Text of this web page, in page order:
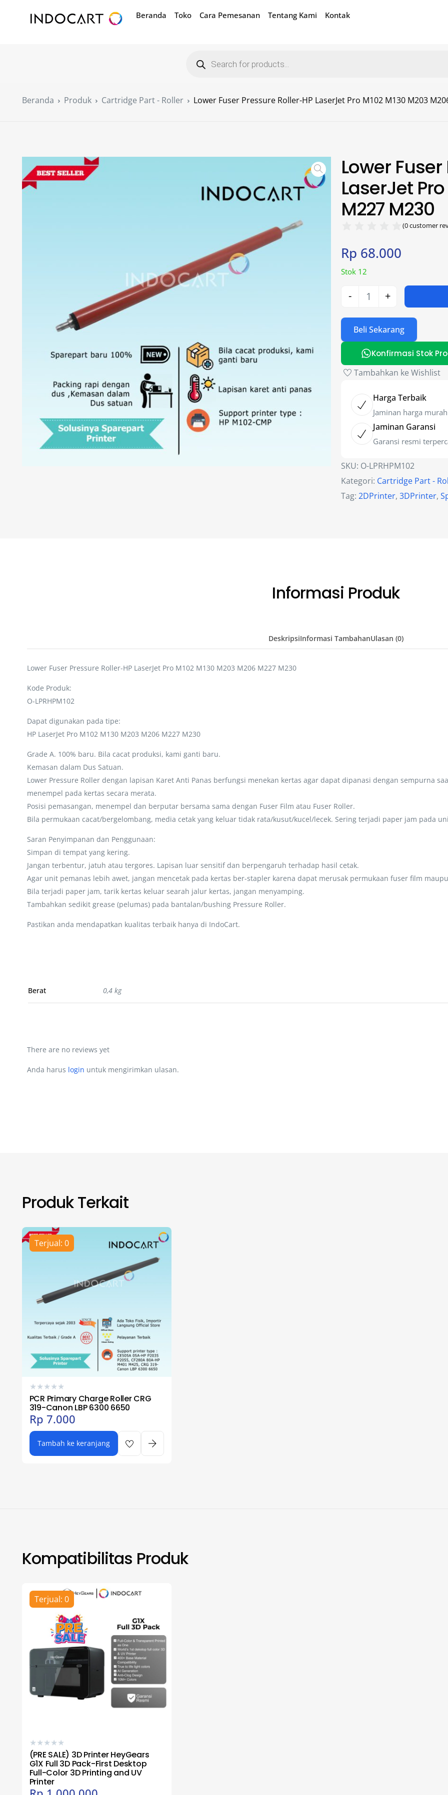
Beranda Toko Cara Pemesanan Tentang Kami Kontak
Beranda Produk Cartridge Part - Roller Lower Fuser Pressure Roller-HP LaserJet Pro M102 M130 M203
Lower
LaserJet
M227 M230
(0customer
Rp 68.000
Stok 12
- +
Beli Sekarang
Konfirmasi Stok
Tambahkan ke Wishlist
Harga Terbaik
Jaminan harga murah
Jaminan Garansi
Garansi resmi
SKU: O-LPRHPM102
Kategori: Cartridge Part -
Tag: 2DPrinter, 3DPrinter,
Informasi Produk
DeskripsiInformasi TambahanUlasan (0)
Lower Fuser Pressure Roller-HP LaserJet Pro M102 M130 M203 M206 M227 M230
Kode Produk:
O-LPRHPM102
Dapat digunakan pada tipe:
HP LaserJet Pro M102 M130 M203 M206 M227 M230
Grade A. 100% baru. Bila cacat produksi, kami ganti baru.
Kemasan dalam Dus Satuan.
Lower Pressure Roller dengan lapisan Karet Anti Panas berfungsi menekan kertas agar dapat dipanasi dengan sempurna
menempel pada kertas secara merata.
Posisi pemasangan, menempel dan berputar bersama sama dengan Fuser Film atau Fuser Roller.
Bila permukaan cacat/bergelombang, media cetak yang keluar tidak rata/kusut/kucel/lecek. Sering terjadi paper jam pada
Saran Penyimpanan dan Penggunaan:
Simpan di tempat yang kering.
Jangan terbentur, jatuh atau tergores. Lapisan luar sensitif dan berpengaruh terhadap hasil cetak.
Agar unit pemanas lebih awet, jangan mencetak pada kertas ber-stapler karena dapat merusak permukaan fuser film
Bila terjadi paper jam, tarik kertas keluar searah jalur kertas, jangan menyamping.
Tambahkan sedikit grease (pelumas) pada bantalan/bushing Pressure Roller.
Pastikan anda mendapatkan kualitas terbaik hanya di IndoCart.
Berat 0,4 kg
There are no reviews yet
Anda harus login untuk mengirimkan ulasan.
Produk Terkait
Terjual: 0
★★★★★
PCR Primary Charge Roller CRG
319-Canon LBP 6300 6650
Rp 7.000
Tambah ke keranjang
Kompatibilitas Produk
Terjual: 0
★★★★★
(PRE SALE) 3D Printer HeyGears
G1X Full 3D Pack-First Desktop
Full-Color 3D Printing and UV
Printer